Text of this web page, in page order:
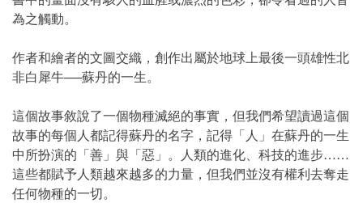
為之觸動。
作者和繪者的文圖交織，創作出屬於地球上最後一頭雄性北
非白犀牛──蘇丹的一生。
這個故事敘說了一個物種滅絕的事實，但我們希望讀過這個
故事的每個人都記得蘇丹的名字，記得「人」在蘇丹的一生
中所扮演的「善」與「惡」。人類的進化、科技的進步……
這些都賦予人類越來越多的力量，但我們並沒有權利去奪走
任何物種的一切。